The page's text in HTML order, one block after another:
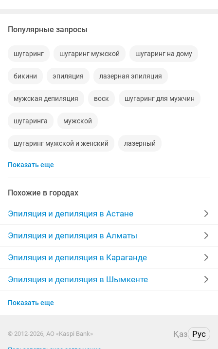
Популярные запросы
шугаринг шугаринг мужской шугаринг на дому
бикини эпиляция лазерная эпиляция
мужская депиляция воск шугаринг для мужчин
шугаринга мужской
шугаринг мужской и женский лазерный
мастер шугаринг
обучение шугарингу шугаринг эпиляция
шугаринга мужского мастер шугаринга
шугаринг воск мастер депиляции
шугаринг муж паста салон красот
мастер эпиляции
Показать еще
Похожие в городах
Эпиляция и депиляция в Астане
Эпиляция и депиляция в Алматы
Эпиляция и депиляция в Караганде
Эпиляция и депиляция в Шымкенте
Эпиляция и депиляция в Усть-Каменогорске
Эпиляция и депиляция в Костанае
Показать еще
© 2012-2026, АО «Kaspi Bank» Қаз Рус